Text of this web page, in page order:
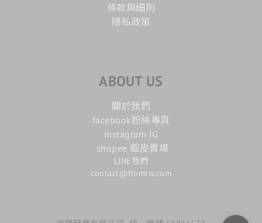
條款與細則
隱私政策
ABOUT US
關於我們
facebook粉絲專頁
instagram IG
shopee 蝦皮賣場
LINE我們
contact@flomtw.com